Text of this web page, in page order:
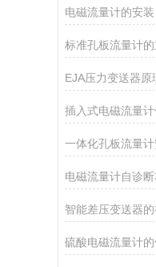
电磁流量计的安装
标准孔板流量计
EJA压力变送器原
插入式电磁流量
一体化孔板流量
电磁流量计自诊
智能差压变送器